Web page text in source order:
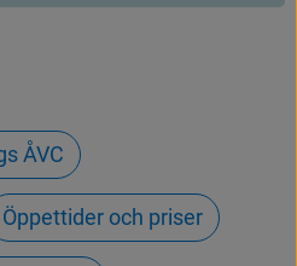
ÅVC
Öppettider och priser